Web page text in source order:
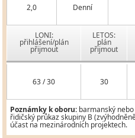
2,0 Denní
LONI:
přihlášení/plán
přijmout
LETOS:
plán
přijmout
63 / 30 30
Poznámky k oboru: barmanský
řidičský průkaz skupiny B
účast na mezinárodních projektech.